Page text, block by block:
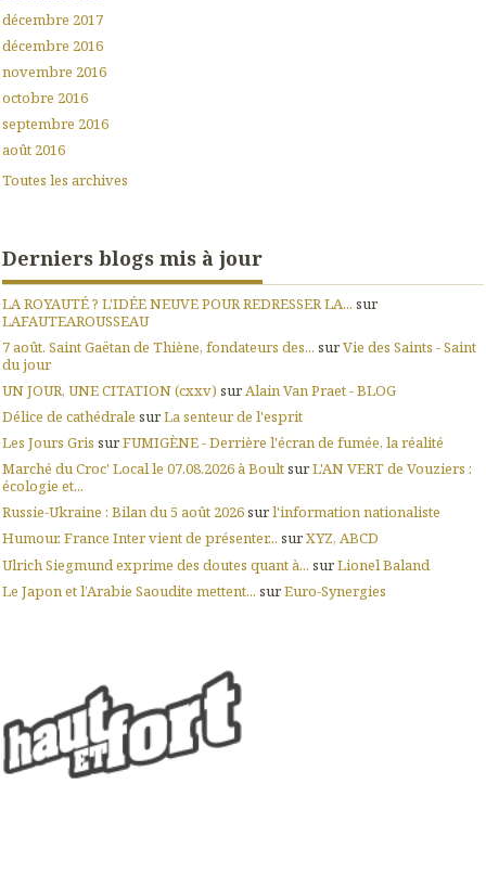
décembre 2017
décembre 2016
novembre 2016
octobre 2016
septembre 2016
août 2016
Toutes les archives
Derniers blogs mis à jour
LA ROYAUTÉ ? L'IDÉE NEUVE POUR REDRESSER LA... sur
LAFAUTEAROUSSEAU
7 août. Saint Gaëtan de Thiène, fondateurs des... surVie des Saints - Saint
du jour
UN JOUR, UNE CITATION (cxxv) surAlain Van Praet - BLOG
Délice de cathédrale surLa senteur de l'esprit
Les Jours Gris surFUMIGÈNE - Derrière l'écran de fumée, la réalité
Marché du Croc' Local le 07.08.2026 à BoultsurL'AN VERT de Vouziers :
écologie et...
Russie-Ukraine : Bilan du 5 août 2026surl'information nationaliste
Humour. France Inter vient de présenter... surXYZ, ABCD
Ulrich Siegmund exprime des doutes quant à... surLionel Baland
Le Japon et l’Arabie Saoudite mettent... surEuro-Synergies